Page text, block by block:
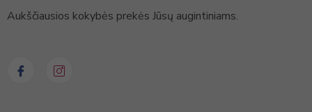
Aukščiausios kokybės prekės Jūsų augintiniams.